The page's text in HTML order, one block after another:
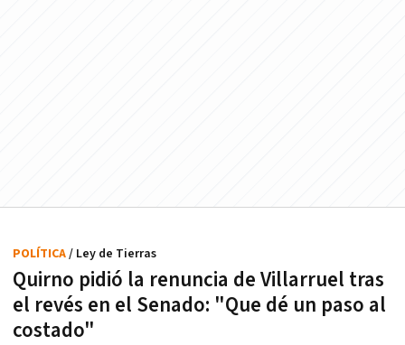
Quirno pidió la renuncia de Villarruel tras
el revés en el Senado: "Que dé un paso al
costado"
POLÍTICA/ Ley de Tierras